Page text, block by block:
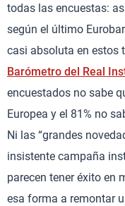
todas las encuestas:
según el último
casi absoluta en estos
Barómetro del Real
encuestados no sabe
Europea y el 81% no
Ni las “grandes
insistente campaña
parecen tener éxito en
esa forma a remontar